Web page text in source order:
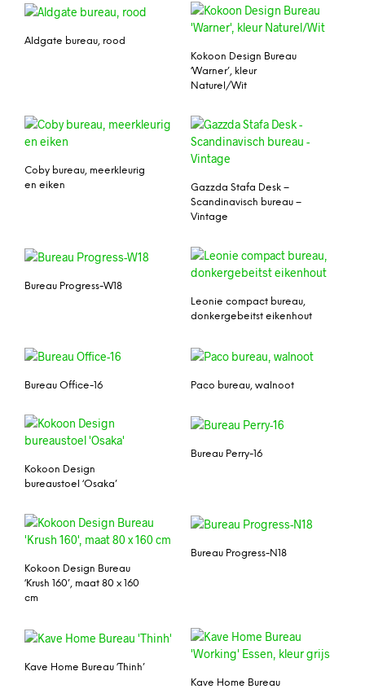
Aldgate bureau, rood
Kokoon Design Bureau
‘Warner’, kleur
Naturel/Wit
Coby bureau, meerkleurig
en eiken
Gazzda Stafa Desk –
Scandinavisch bureau –
Vintage
Bureau Progress-W18
Leonie compact bureau,
donkergebeitst eikenhout
Bureau Office-16 Paco bureau, walnoot
Kokoon Design
bureaustoel ‘Osaka’
Bureau Perry-16
Kokoon Design Bureau
‘Krush 160’, maat 80 x 160
cm
Bureau Progress-N18
Kave Home Bureau ‘Thinh’
Kave Home Bureau